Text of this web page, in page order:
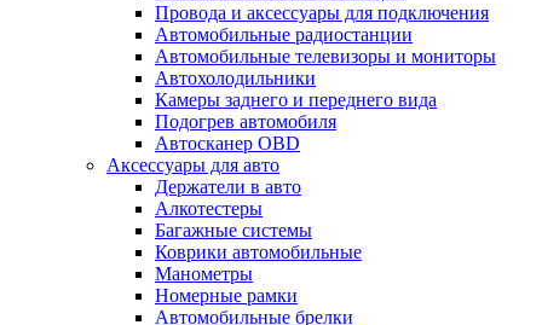
Провода и аксессуары для подключения
Автомобильные радиостанции
Автомобильные телевизоры и мониторы
Автохолодильники
Камеры заднего и переднего вида
Подогрев автомобиля
Автосканер OBD
Аксессуары для авто
Держатели в авто
Алкотестеры
Багажные системы
Коврики автомобильные
Манометры
Номерные рамки
Автомобильные брелки